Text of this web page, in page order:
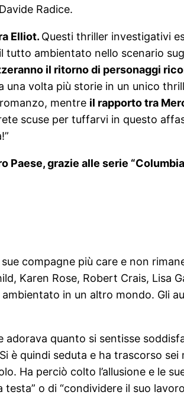
Radice.
Elliot. Questi thriller investigativi
tutto ambientato nello scenario
il ritorno di personaggi
una volta più storie in un unico
mentre il rapporto tra
scuse per tuffarvi in questo
grazie alle serie “Columbia
compagne più care e non
Karen Rose, Robert Crais, Lisa
in un altro mondo. Gli
adorava quanto si sentisse
è quindi seduta e ha trascorso sei
Ha perciò colto l’allusione e le
o di “condividere il suo